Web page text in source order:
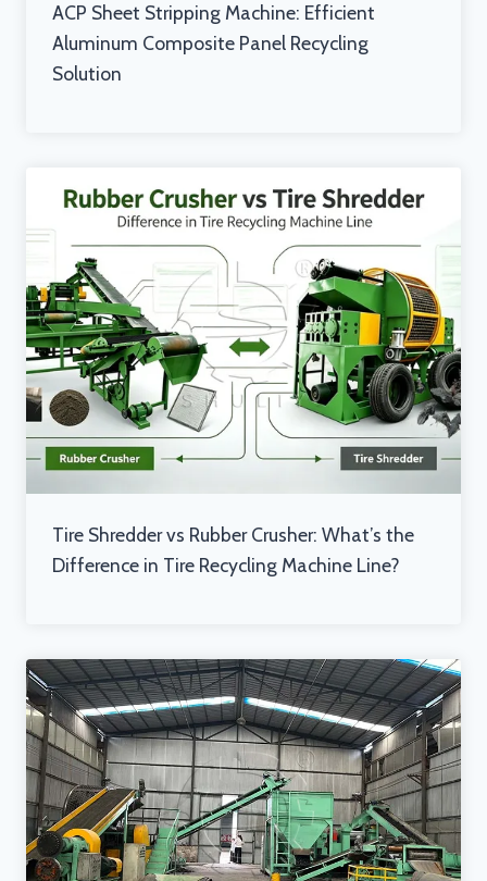
ACP Sheet Stripping Machine: Efficient
Aluminum Composite Panel Recycling
Solution
Tire Shredder vs Rubber Crusher: What’s the
Difference in Tire Recycling Machine Line?